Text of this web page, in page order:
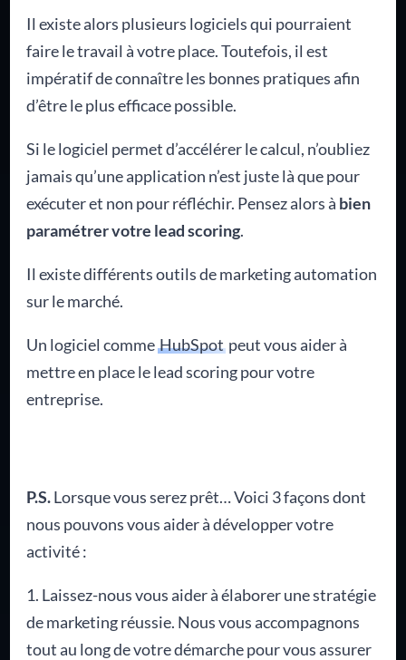
Il existe alors plusieurs logiciels qui pourraient
faire le travail à votre place. Toutefois, il est
impératif de connaître les bonnes pratiques afin
d’être le plus efficace possible.
Si le logiciel permet d’accélérer le calcul, n’oubliez
jamais qu’une application n’est juste là que pour
exécuter et non pour réfléchir. Pensez alors à bien
paramétrer votre lead scoring.
Il existe différents outils de marketing automation
sur le marché.
Un logiciel commeHubSpotpeut vous aider à
mettre en place le lead scoring pour votre
entreprise.
P.S.Lorsque vous serez prêt… Voici 3 façons dont
nous pouvons vous aider à développer votre
activité :
1. Laissez-nous vous aider à élaborer une stratégie
de marketing réussie. Nous vous accompagnons
tout au long de votre démarche pour vous assurer